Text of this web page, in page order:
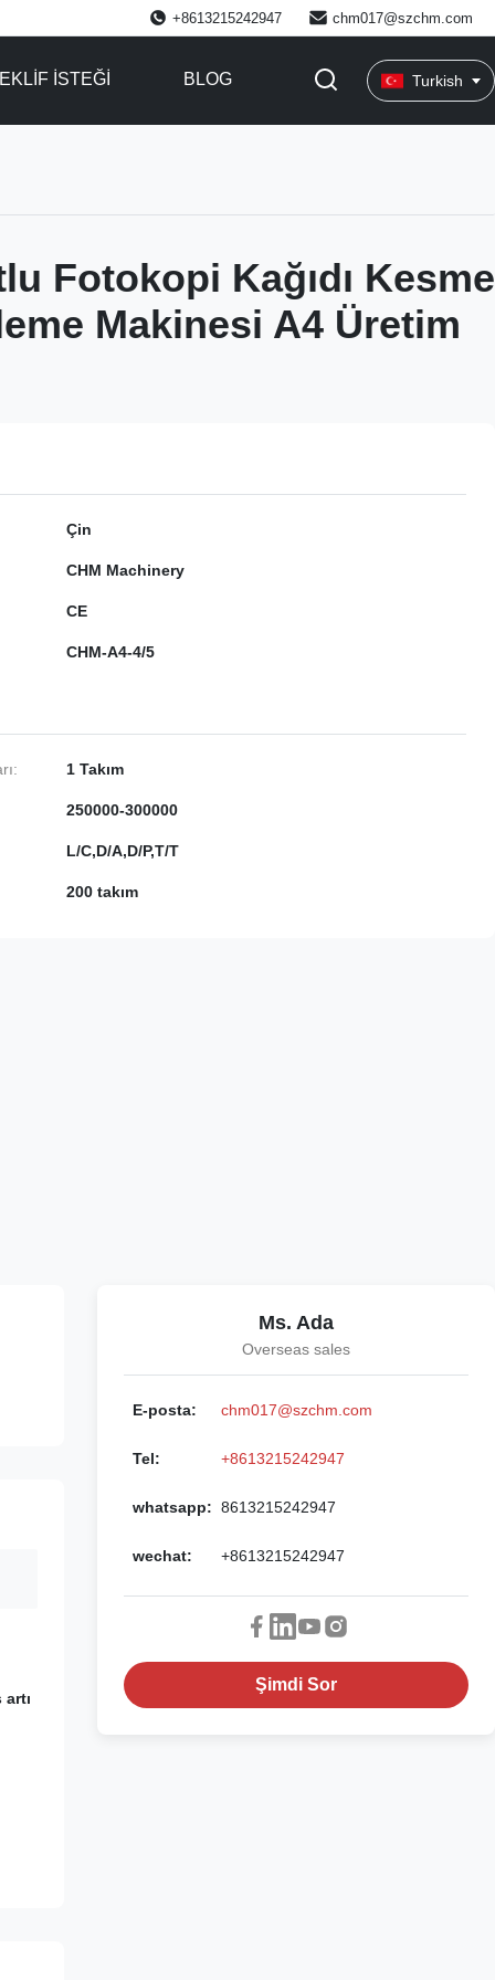
+8613215242947 chm017@szchm.com
ISTEĞI BLOG Turkish
Fotokopi Kağıdı Kesme
Makinesi A4 Üretim
Çin
CHM Machinery
CE
CHM-A4-4/5
1 Takım
250000-300000
L/C,D/A,D/P,T/T
200 takım
Ms. Ada
Overseas sales
E-posta: chm017@szchm.com
Tel: +8613215242947
whatsapp: 8613215242947
wechat: +8613215242947
Şimdi Sor